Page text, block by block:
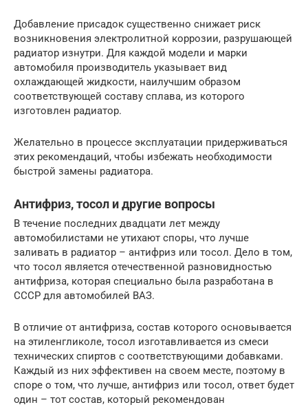
Добавление присадок существенно снижает риск
возникновения электролитной коррозии, разрушающей
радиатор изнутри. Для каждой модели и марки
автомобиля производитель указывает вид
охлаждающей жидкости, наилучшим образом
соответствующей составу сплава, из которого
изготовлен радиатор.
Желательно в процессе эксплуатации придерживаться
этих рекомендаций, чтобы избежать необходимости
быстрой замены радиатора.
Антифриз, тосол и другие вопросы
В течение последних двадцати лет между
автомобилистами не утихают споры, что лучше
заливать в радиатор – антифриз или тосол. Дело в том,
что тосол является отечественной разновидностью
антифриза, которая специально была разработана в
СССР для автомобилей ВАЗ.
В отличие от антифриза, состав которого основывается
на этиленгликоле, тосол изготавливается из смеси
технических спиртов с соответствующими добавками.
Каждый из них эффективен на своем месте, поэтому в
споре о том, что лучше, антифриз или тосол, ответ будет
один – тот состав, который рекомендован